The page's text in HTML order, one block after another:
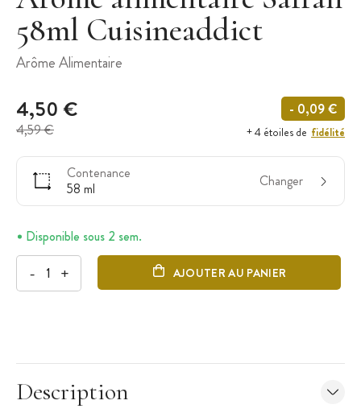
58ml Cuisineaddict
Arôme Alimentaire
4,50 €
4,59 €
- 0,09 €
+ 4 étoiles de fidélité
Contenance
58 ml
Changer
Disponible sous 2 sem.
- + AJOUTER AU PANIER
Description